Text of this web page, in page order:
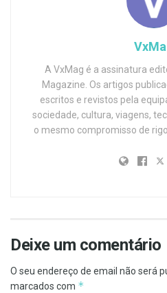
A VxMag é a assinatura
Magazine. Os artigos
escritos e revistos pela
sociedade, cultura, viagens,
o mesmo compromisso de
Deixe um comentário
O seu endereço de email não será
marcados com *